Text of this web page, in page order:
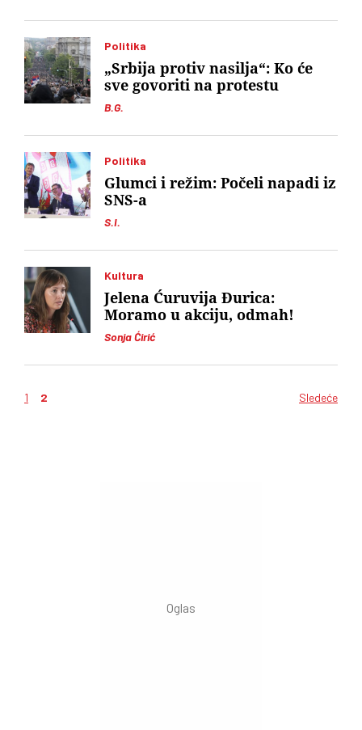
Politika
B.G.
„Srbija protiv nasilja“: Ko će
sve govoriti na protestu
Politika
S.I.
Glumci i režim: Počeli napadi iz
SNS-a
Kultura
Sonja Ćirić
Jelena Ćuruvija Đurica:
Moramo u akciju, odmah!
1 2 Sledeće